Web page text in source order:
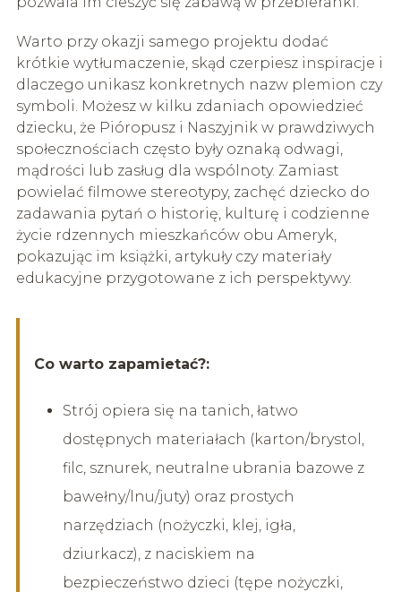
Warto przy okazji samego projektu dodać
krótkie wytłumaczenie, skąd czerpiesz inspiracje i
dlaczego unikasz konkretnych nazw plemion czy
symboli. Możesz w kilku zdaniach opowiedzieć
dziecku, że Pióropusz i Naszyjnik w prawdziwych
społecznościach często były oznaką odwagi,
mądrości lub zasług dla wspólnoty. Zamiast
powielać filmowe stereotypy, zachęć dziecko do
zadawania pytań o historię, kulturę i codzienne
życie rdzennych mieszkańców obu Ameryk,
pokazując im książki, artykuły czy materiały
edukacyjne przygotowane z ich perspektywy.
Co warto zapamietać?:
Strój opiera się na tanich, łatwo
dostępnych materiałach (karton/brystol,
filc, sznurek, neutralne ubrania bazowe z
bawełny/lnu/juty) oraz prostych
narzędziach (nożyczki, klej, igła,
dziurkacz), z naciskiem na
bezpieczeństwo dzieci (tępe nożyczki,